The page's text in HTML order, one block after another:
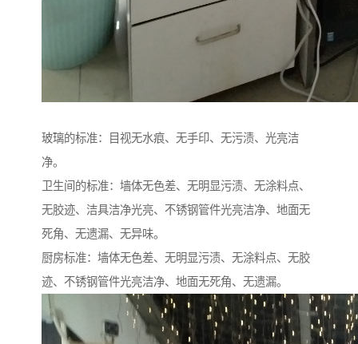
玻璃的标准：目视无水痕、无手印、无污渍、光亮洁
净。
卫生间的标准：墙体无色差、无明显污渍、无涂料点、
无胶迹、洁具洁净光亮、不锈钢管件光亮洁净、地面无
死角、无遗漏、无异味。
厨房标准：墙体无色差、无明显污渍、无涂料点、无胶
迹、不锈钢管件光亮洁净、地面无死角、无遗漏。